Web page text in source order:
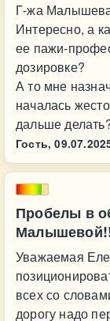
Г-жа Малышева
Интересно, а
ее пажи-
дозировке?
А то мне
началась
дальше
Гость,
Пробелы в
Уважаемая
всех со
дорогу надо